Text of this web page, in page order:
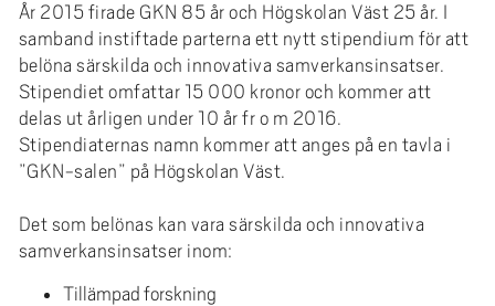
År 2015 firade GKN 85 år och Högskolan Väst 25 år. I
samband instiftade parterna ett nytt stipendium för att
belöna särskilda och innovativa samverkansinsatser.
Stipendiet omfattar 15 000 kronor och kommer att
delas ut årligen under 10 år fr o m 2016.
Stipendiaternas namn kommer att anges på en tavla i
”GKN-salen” på Högskolan Väst.
Det som belönas kan vara särskilda och innovativa
samverkansinsatser inom:
Tillämpad forskning